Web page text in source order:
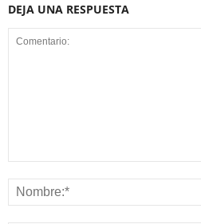
DEJA UNA RESPUESTA